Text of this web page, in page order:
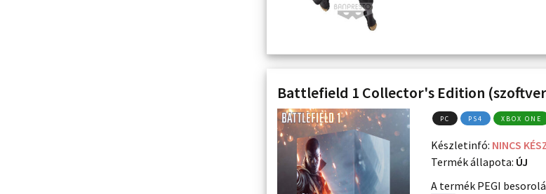
Battlefield 1 Collector's Edition
PC PS4 XBOX ONE
Készletinfó: NINCS
Termék állapota: ÚJ
A termék PEGI